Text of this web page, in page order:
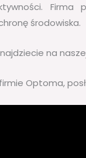
środowiska.
na
Optoma,